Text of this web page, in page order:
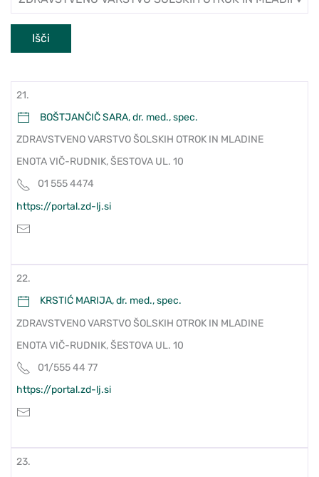
Išči
21.
BOŠTJANČIČ SARA, dr. med., spec.
ZDRAVSTVENO VARSTVO ŠOLSKIH OTROK IN MLADINE
ENOTA VIČ-RUDNIK, ŠESTOVA UL. 10
01 555 4474
https://portal.zd-lj.si
22.
KRSTIĆ MARIJA, dr. med., spec.
ZDRAVSTVENO VARSTVO ŠOLSKIH OTROK IN MLADINE
ENOTA VIČ-RUDNIK, ŠESTOVA UL. 10
01/555 44 77
https://portal.zd-lj.si
23.